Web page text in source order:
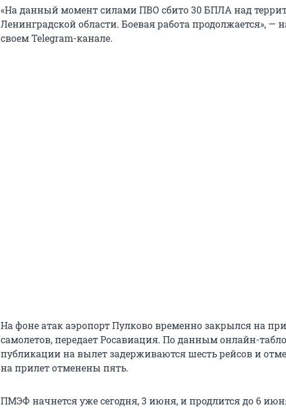
«На данный момент силами ПВО сбито 30 БПЛА над
Ленинградской области. Боевая работа продолжается», —
своем Telegram-канале.
На фоне атак аэропорт Пулково временно закрылся на
самолетов, передает Росавиация. По данным онлайн-
публикации на вылет задерживаются шесть рейсов и
на прилет отменены пять.
ПМЭФ начнется уже сегодня, 3 июня, и продлится до 6